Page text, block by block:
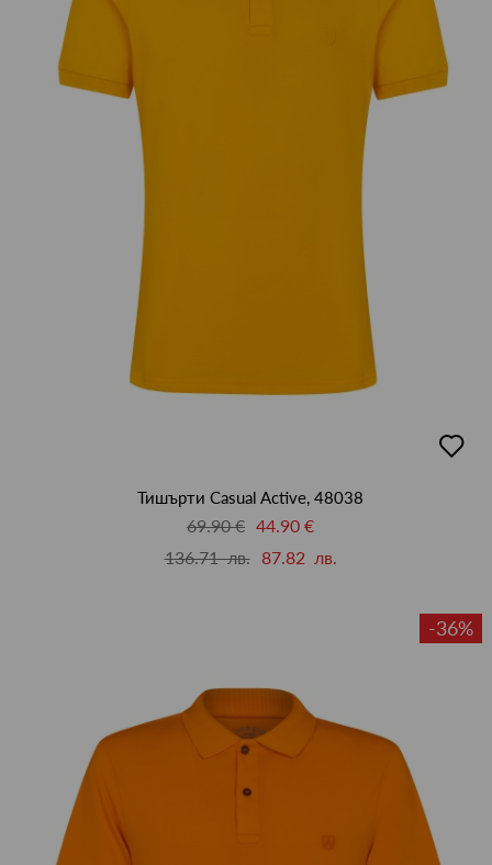
в
Тишърти Casual Active, 48038
69.90 € 44.90 €
136.71 лв.
87.82 лв.
-36%